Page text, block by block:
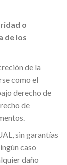
o
de los
de la
como el
derecho de
de
sin garantías
caso
daño